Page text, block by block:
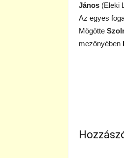
János (Eleki
Az egyes
Mögötte
mezőnyében